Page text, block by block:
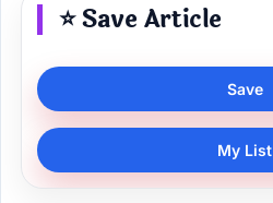
⭐ Save Article
Save
My List